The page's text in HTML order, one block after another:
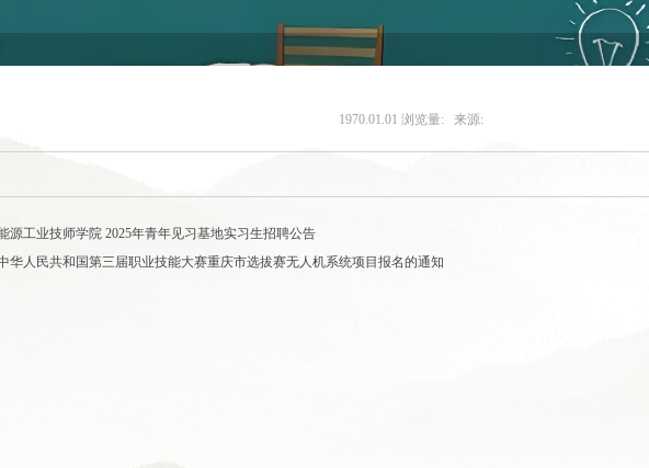
1970.01.01 浏览量: 来源:
源工业技师学院 2025年青年见习基地实习生招聘公告
华人民共和国第三届职业技能大赛重庆市选拔赛无人机系统项目报名的通知